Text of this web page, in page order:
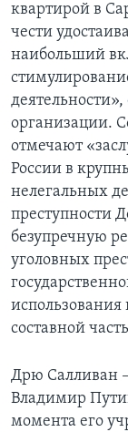
квартирой в
чести
наибольший
организации.
отмечают
России в
нелегальных
преступности
безупречную
уголовных
использования
составной
Дрю Салливан –
Владимир
момента его